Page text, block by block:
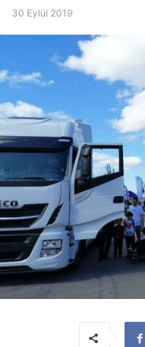
30 Eylül 2019